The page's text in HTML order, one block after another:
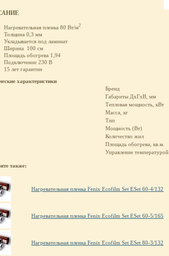
Нагревательная пленка 80 Вт/м2
Толщина 0,3 мм
Укладывается под ламинат
Ширина 100 см
Площадь обогрева 1,94
Подключение 230 В
15 лет гарантии
характеристики
Бренд
Габариты ДхГхВ, мм
Тепловая мощность, кВт
Масса, кг
Тип
Мощность (Вт)
Количество жил
Площадь обогрева, кв.м.
Управление температурой
также:
Нагревательная пленка Fenix Ecofilm Set ESet 60-4/132
Нагревательная пленка Fenix Ecofilm Set ESet 60-5/165
Нагревательная пленка Fenix Ecofilm Set ESet 80-3/132